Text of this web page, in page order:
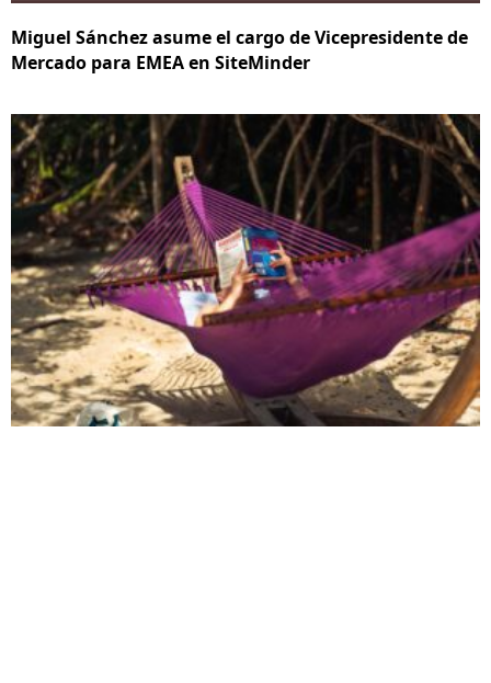
Miguel Sánchez asume el cargo de Vicepresidente de
Mercado para EMEA en SiteMinder